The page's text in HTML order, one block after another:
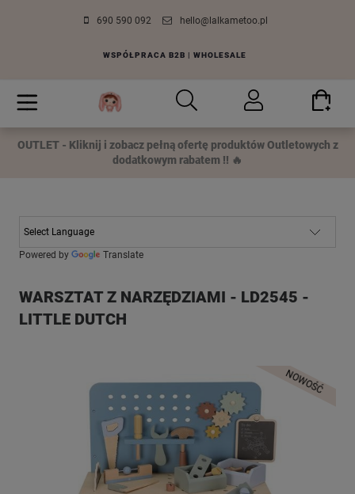
690 590 092 hello@lalkametoo.pl
WSPÓŁPRACA B2B | WHOLESALE
OUTLET - Kliknij i zobacz pełną ofertę produktów Outletowych z
dodatkowym rabatem !! 🔥
Powered by Translate
WARSZTAT Z NARZĘDZIAMI - LD2545 -
LITTLE DUTCH
NOWOŚĆ